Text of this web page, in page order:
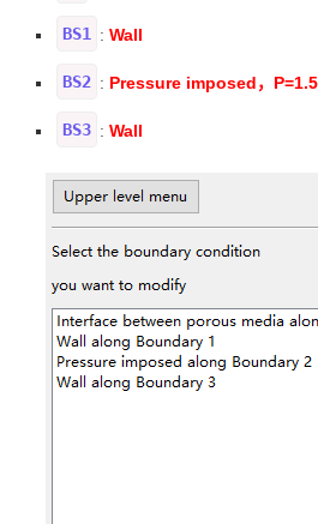
BS1 : Wall
BS2 : Pressure imposed，
BS3 : Wall